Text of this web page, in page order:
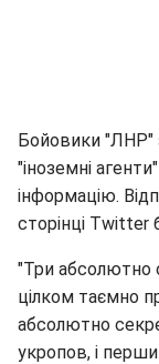
Бойовики "ЛНР"
"іноземні
інформацію.
сторінці Twitter
"Три абсолютно
цілком таємно
абсолютно
укропов, і